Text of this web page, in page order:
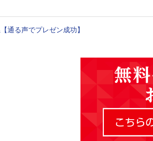
通る声でプレゼン成功】